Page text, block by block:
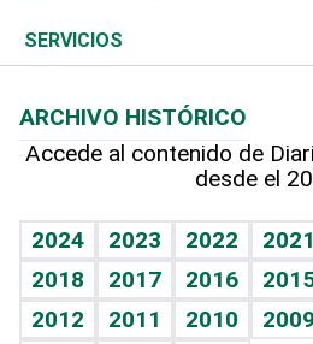
Resto del mundo
Economía personal
Podcast Arte Libre
Hablando con el pediatra
Vida y familia
Eñe
Celebrando la vida
Más deportes
Línea de hit
TBT Deportivo
Columnistas
Más firmas
Cambio climático
Opinión
Hecho en casa
Guía del dinero
SERVICIOS
Cumpleaños
Horóscopos
Crucigramas
ARCHIVO HISTÓRICO
Accede al contenido de
desde el
2024 2023 2022 2021
2018
2017 2016
2012
2011 2010 2009